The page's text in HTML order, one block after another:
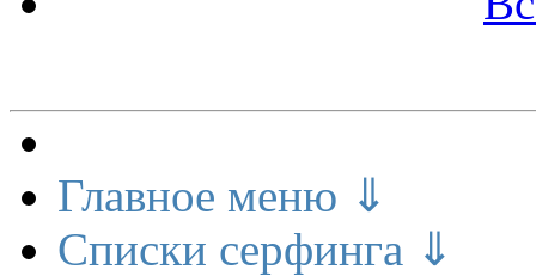
Главное меню ⇓
Списки серфинга ⇓